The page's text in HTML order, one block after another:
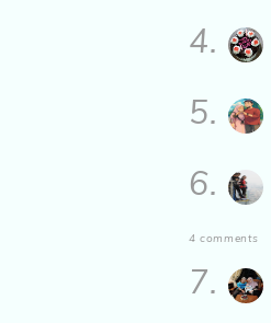
4.
5.
6.
4 comments
7.